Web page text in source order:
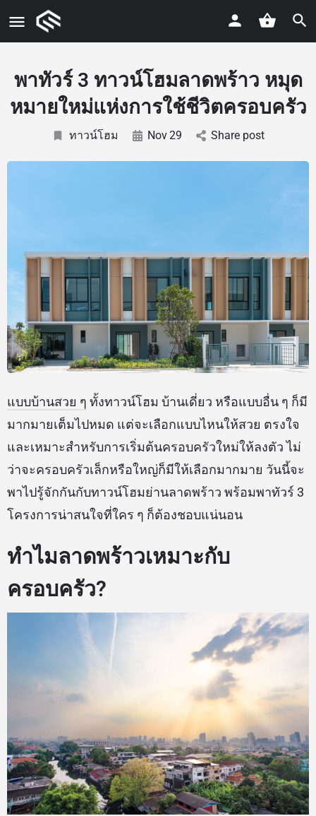
พาทัวร์ 3 ทาวน์โฮมลาดพร้าว หมุด
หมายใหม่แห่งการใช้ชีวิตครอบครัว
ทาวน์โฮม Nov29 Share post
แบบบ้านสวย ๆ ทั้งทาวน์โฮม บ้านเดี่ยว หรือแบบอื่น ๆ ก็มี
มากมายเต็มไปหมด แต่จะเลือกแบบไหนให้สวย ตรงใจ
และเหมาะสำหรับการเริ่มต้นครอบครัวใหม่ให้ลงตัว ไม่
ว่าจะครอบครัวเล็กหรือใหญ่ก็มีให้เลือกมากมาย วันนี้จะ
พาไปรู้จักกันกับทาวน์โฮมย่านลาดพร้าว พร้อมพาทัวร์ 3
โครงการน่าสนใจที่ใคร ๆ ก็ต้องชอบแน่นอน
ทำไมลาดพร้าวเหมาะกับ
ครอบครัว?